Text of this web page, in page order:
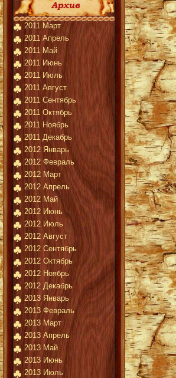
2011 Март
2011 Апрель
2011 Май
2011 Июнь
2011 Июль
2011 Август
2011 Сентябрь
2011 Октябрь
2011 Ноябрь
2011 Декабрь
2012 Январь
2012 Февраль
2012 Март
2012 Апрель
2012 Май
2012 Июнь
2012 Июль
2012 Август
2012 Сентябрь
2012 Октябрь
2012 Ноябрь
2012 Декабрь
2013 Январь
2013 Февраль
2013 Март
2013 Апрель
2013 Май
2013 Июнь
2013 Июль